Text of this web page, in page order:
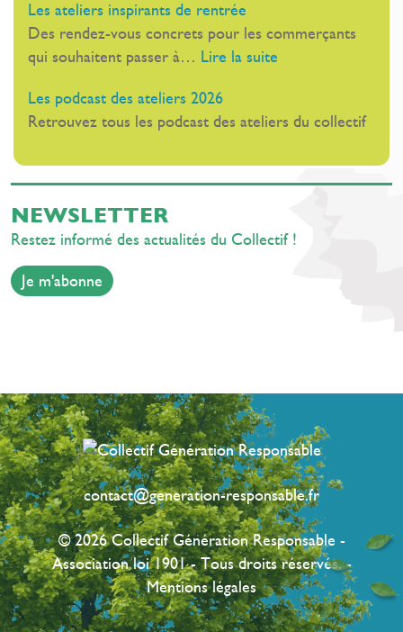
Stéphanie,
à
Cannes
webinaires
de
rentrée
Les ateliers inspirants de rentrée
Des rendez-vous concrets pour les commerçants
qui souhaitent passer à… Lire la suite
inspirants
Les podcast des ateliers 2026
Retrouvez tous les podcast des ateliers du collectif
NEWSLETTER
Restez informé des actualités du Collectif !
Je m'abonne
contact@generation-responsable.fr
© 2026 Collectif Génération Responsable -
Association loi 1901 - Tous droits réservés. -
Mentions légales